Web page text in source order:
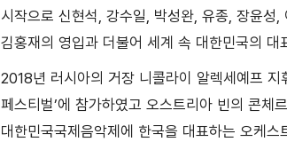
시작으로 신현석, 강수일, 박성완, 유종, 장윤
김홍재의 영입과 더불어 세계 속 대한민국의 대
2018년 러시아의 거장 니콜라이 알렉세예프
페스티벌’에 참가하였고 오스트리아 빈의 콘
대한민국국제음악제에 한국을 대표하는 오케